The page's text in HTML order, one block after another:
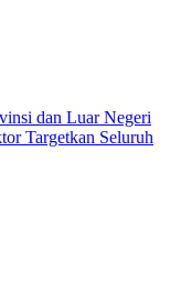
dan Luar Negeri
Targetkan Seluruh